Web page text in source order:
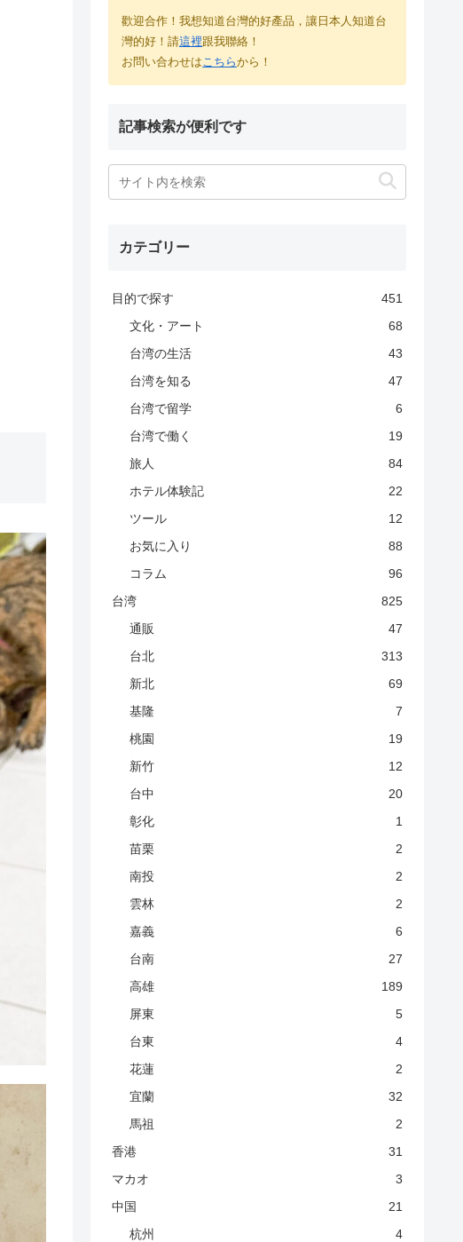
歡迎合作！我想知道台灣的好產品，讓日本人知道台
灣的好！請這裡跟我聯絡！
お問い合わせはこちらから！
記事検索が便利です
カテゴリー
目的で探す
451
文化・アート
68
台湾の生活
43
台湾を知る
47
台湾で留学
6
台湾で働く
19
旅人
84
ホテル体験記
22
ツール
12
お気に入り
88
コラム
96
台湾
825
通販
47
台北
313
新北
69
基隆
7
桃園
19
新竹
12
台中
20
彰化
1
苗栗
2
南投
2
雲林
2
嘉義
6
台南
27
高雄
189
屏東
5
台東
4
花蓮
2
宜蘭
32
馬祖
2
香港
31
マカオ
3
中国
21
杭州
4